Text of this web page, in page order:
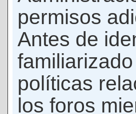
permisos
Antes de
políticas
los foros